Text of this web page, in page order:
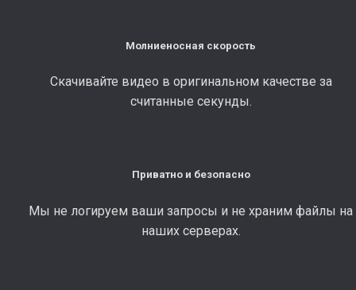
Молниеносная скорость
Скачивайте видео в оригинальном качестве за
считанные секунды.
Приватно и безопасно
Мы не логируем ваши запросы и не храним файлы на
наших серверах.